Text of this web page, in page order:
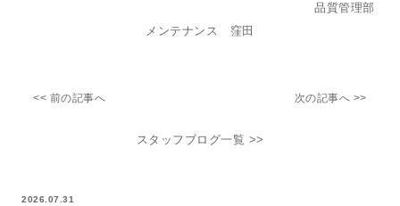
品質管理部
メンテナンス 窪田
<< 前の記事へ 次の記事へ >>
スタッフブログ一覧 >>
2026.07.31